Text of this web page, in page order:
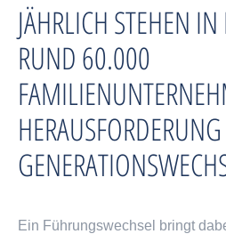
JÄHRLICH STEHEN
RUND 60.000
Ein Führungswechsel bringt